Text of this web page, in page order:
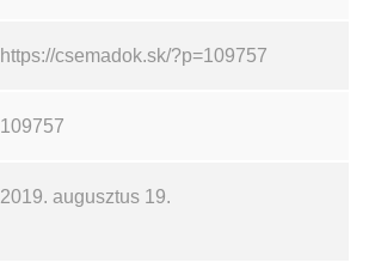
https://csemadok.sk/?p=109757
109757
2019. augusztus 19.